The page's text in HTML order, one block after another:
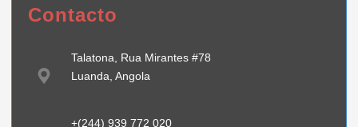
Contacto
Talatona, Rua Mirantes #78
Luanda, Angola
+(244) 939 772 020